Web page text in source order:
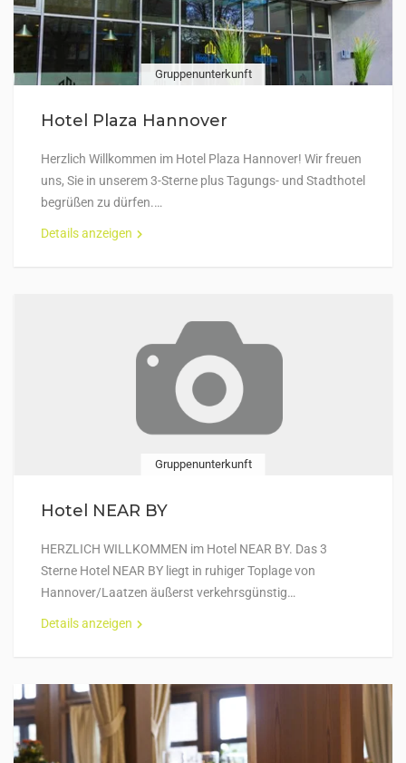
Gruppenunterkunft
Hotel Plaza Hannover
Herzlich Willkommen im Hotel Plaza Hannover! Wir freuen
uns, Sie in unserem 3-Sterne plus Tagungs- und Stadthotel
begrüßen zu dürfen.…
Details anzeigen
Gruppenunterkunft
Hotel NEAR BY
HERZLICH WILLKOMMEN im Hotel NEAR BY. Das 3
Sterne Hotel NEAR BY liegt in ruhiger Toplage von
Hannover/Laatzen äußerst verkehrsgünstig…
Details anzeigen